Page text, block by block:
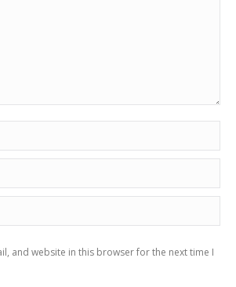
and website in this browser for the next time I